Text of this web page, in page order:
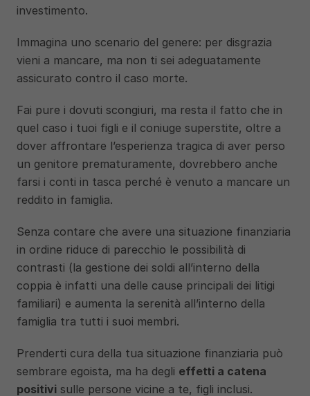
investimento.
Immagina uno scenario del genere: per disgrazia
vieni a mancare, ma non ti sei adeguatamente
assicurato contro il caso morte.
Fai pure i dovuti scongiuri, ma resta il fatto che in
quel caso i tuoi figli e il coniuge superstite, oltre a
dover affrontare l’esperienza tragica di aver perso
un genitore prematuramente, dovrebbero anche
farsi i conti in tasca perché è venuto a mancare un
reddito in famiglia.
Senza contare che avere una situazione finanziaria
in ordine riduce di parecchio le possibilità di
contrasti (la gestione dei soldi all’interno della
coppia è infatti una delle cause principali dei litigi
familiari) e aumenta la serenità all’interno della
famiglia tra tutti i suoi membri.
Prenderti cura della tua situazione finanziaria può
sembrare egoista, ma ha degli effetti a catena
positivi sulle persone vicine a te, figli inclusi.